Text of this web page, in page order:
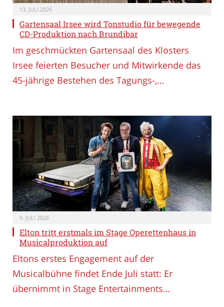
13. JULI 2026
Gartensaal Irsee wird Tonstudio für bewegende
CD-Produktion nach Brundibar
Im geschmückten Gartensaal des Klosters
Irsee feierten Besucher und Mitwirkende das
45-jährige Bestehen des Tagungs-,…
9. JULI 2026
Elton tritt erstmals im Stage Operettenhaus in
Musicalproduktion auf
Eltons erstes Engagement auf der
Musicalbühne findet Ende Juli statt: Er
übernimmt in Stage Entertainments…